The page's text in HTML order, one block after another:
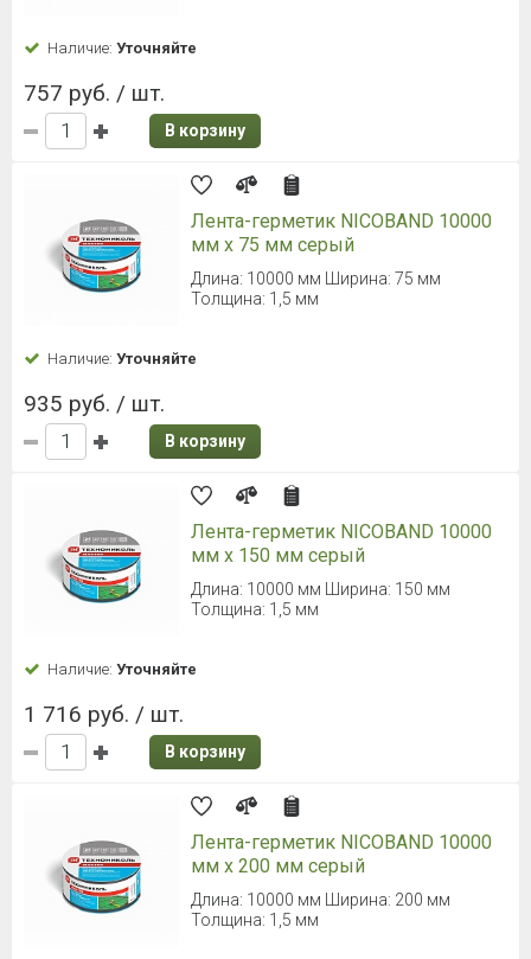
Наличие: Уточняйте
757 руб. / шт.
В корзину
Лента-герметик NICOBAND 10000
мм х 75 мм серый
Длина: 10000 мм Ширина: 75 мм
Толщина: 1,5 мм
Наличие: Уточняйте
935 руб. / шт.
В корзину
Лента-герметик NICOBAND 10000
мм х 150 мм серый
Длина: 10000 мм Ширина: 150 мм
Толщина: 1,5 мм
Наличие: Уточняйте
1 716 руб. / шт.
В корзину
Лента-герметик NICOBAND 10000
мм х 200 мм серый
Длина: 10000 мм Ширина: 200 мм
Толщина: 1,5 мм